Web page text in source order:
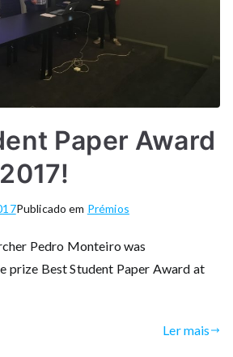
Paper Award
Publicado em Prémios
Pedro Monteiro was
prize Best Student Paper Award at
Ler mais